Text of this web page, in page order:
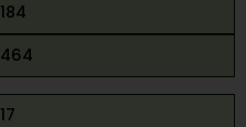
184
464
17